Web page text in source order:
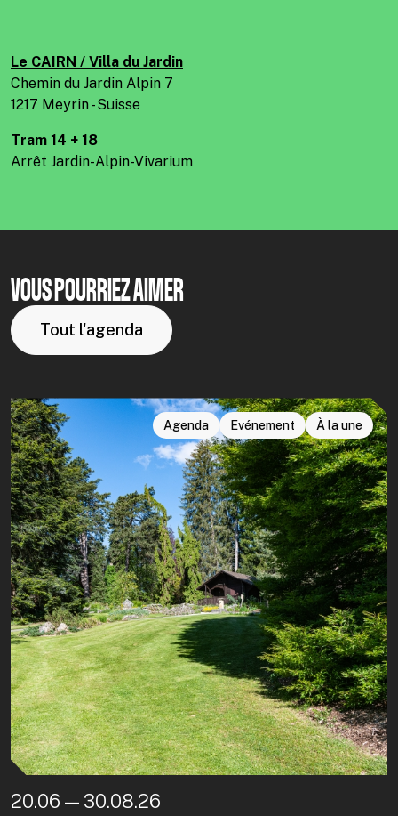
Le CAIRN / Villa du Jardin
Chemin du Jardin Alpin 7
1217 Meyrin - Suisse
Tram 14 + 18
Arrêt Jardin-Alpin-Vivarium
VOUS POURRIEZ AIMER
Tout l'agenda
Agenda Evénement À la une
20.06 — 30.08.26